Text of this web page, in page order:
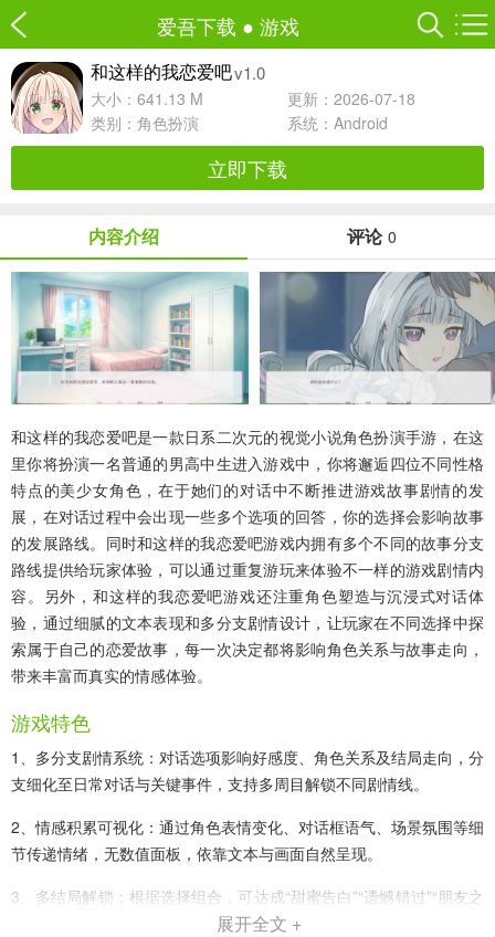
爱吾下载 ● 游戏
和这样的我恋爱吧v1.0
大小：641.13 M
更新：2026-07-18
类别： 角色扮演 系统：Android
立即下载
内容介绍 评论 0
和这样的我恋爱吧是一款日系二次元的视觉小说角色扮演手游，在这
里你将扮演一名普通的男高中生进入游戏中，你将邂逅四位不同性格
特点的美少女角色，在于她们的对话中不断推进游戏故事剧情的发
展，在对话过程中会出现一些多个选项的回答，你的选择会影响故事
的发展路线。同时和这样的我恋爱吧游戏内拥有多个不同的故事分支
路线提供给玩家体验，可以通过重复游玩来体验不一样的游戏剧情内
容。另外，和这样的我恋爱吧游戏还注重角色塑造与沉浸式对话体
验，通过细腻的文本表现和多分支剧情设计，让玩家在不同选择中探
索属于自己的恋爱故事，每一次决定都将影响角色关系与故事走向，
带来丰富而真实的情感体验。
游戏特色
1、多分支剧情系统：对话选项影响好感度、角色关系及结局走向，分
支细化至日常对话与关键事件，支持多周目解锁不同剧情线。
2、情感积累可视化：通过角色表情变化、对话框语气、场景氛围等细
节传递情绪，无数值面板，依靠文本与画面自然呈现。
3、多结局解锁：根据选择组合，可达成“甜蜜告白”“遗憾错过”“朋友之
上”等多种结局，结局条件隐含于日常互动中。
展开全文 +